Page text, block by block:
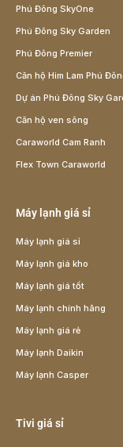
Phú Đông SkyOne
Phú Đông Sky Garden
Phú Đông Premier
Căn hộ Him Lam Phú
Dự án Phú Đông Sky
Căn hộ ven sông
Caraworld Cam Ranh
Flex Town Caraworld
Máy lạnh giá sỉ
Máy lạnh giá sỉ
Máy lạnh giá kho
Máy lạnh giá tốt
Máy lạnh chính hãng
Máy lạnh giá rẻ
Máy lạnh Daikin
Máy lạnh Casper
Tivi giá sỉ